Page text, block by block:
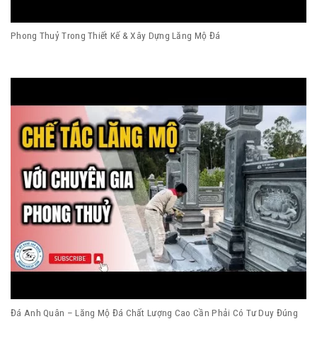
Phong Thuỷ Trong Thiết Kế & Xây Dựng Lăng Mộ Đá
Đá Anh Quân – Lăng Mộ Đá Chất Lượng Cao Cần Phải Có Tư Duy Đúng